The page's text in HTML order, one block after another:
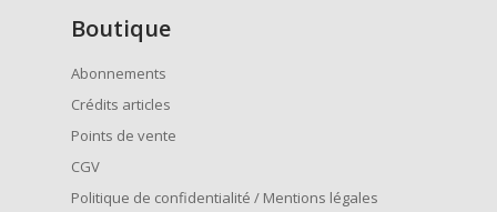
Boutique
Abonnements
Crédits articles
Points de vente
CGV
Politique de confidentialité / Mentions légales